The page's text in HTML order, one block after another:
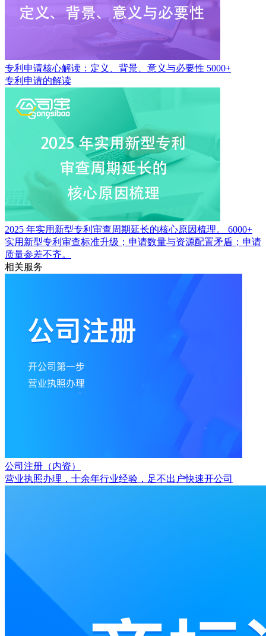
专利申请核心解读：定义、背景、意义与必要性 5000+
专利申请的解读
2025 年实用新型专利审查周期延长的核心原因梳理。
6000+
实用新型专利审查标准升级；申请数量与资源配置矛盾；申请
质量参差不齐。
相关服务
公司注册（内资）
营业执照办理，十余年行业经验，足不出户快速开公司